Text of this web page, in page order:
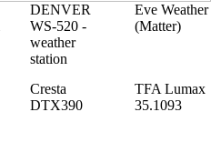
DENVER
WS-520 -
weather
station
Eve Weather
(Matter)
Cresta
DTX390
TFA Lumax
35.1093